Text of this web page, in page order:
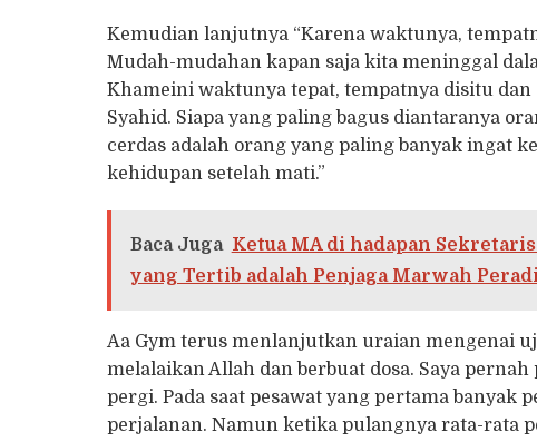
Kemudian lanjutnya “Karena waktunya,
Mudah-mudahan kapan saja kita meninggal
Khameini waktunya tepat, tempatnya disitu
Syahid. Siapa yang paling bagus diantaranya
cerdas adalah orang yang paling banyak ingat
kehidupan setelah mati.”
Baca Juga Ketua MA di hadapan
yang Tertib adalah Penjaga Marwah
Aa Gym terus menlanjutkan uraian mengenai
melalaikan Allah dan berbuat dosa. Saya
pergi. Pada saat pesawat yang pertama banyak
perjalanan. Namun ketika pulangnya rata-rata